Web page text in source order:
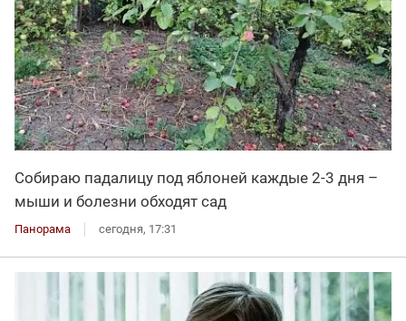
Собираю падалицу под яблоней каждые 2-3 дня –
мыши и болезни обходят сад
Панорама сегодня, 17:31